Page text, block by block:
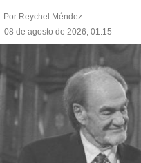
Por Reychel Méndez
08 de agosto de 2026, 01:15